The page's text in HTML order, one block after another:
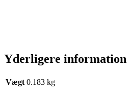
Yderligere information
Vægt 0.183 kg